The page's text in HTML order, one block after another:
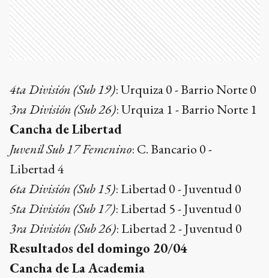
4ta División (Sub 19): Urquiza 0 - Barrio Norte 0
3ra División (Sub 26): Urquiza 1 - Barrio Norte 1
Cancha de Libertad
Juvenil Sub 17 Femenino: C. Bancario 0 -
Libertad 4
6ta División (Sub 15): Libertad 0 - Juventud 0
5ta División (Sub 17): Libertad 5 - Juventud 0
3ra División (Sub 26): Libertad 2 - Juventud 0
Resultados del domingo 20/04
Cancha de La Academia